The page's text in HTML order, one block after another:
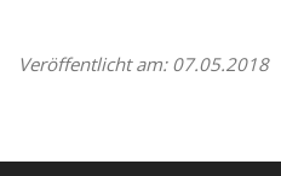
Veröffentlicht am: 07.05.2018